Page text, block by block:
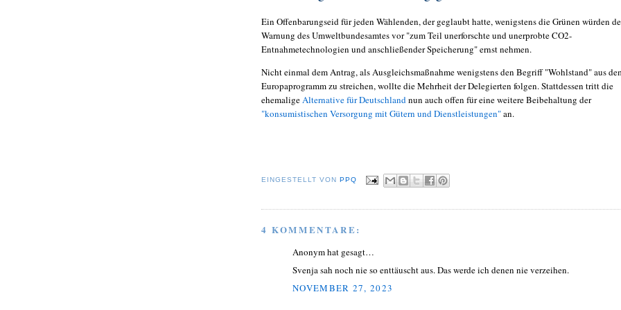
Ein Offenbarungseid für jeden Wählenden, der geglaubt hatte, wenigstens die Grünen würden
Warnung des Umweltbundesamtes vor "zum Teil unerforschte und unerprobte CO2-
Entnahmetechnologien und anschließender Speicherung" ernst nehmen.
Nicht einmal dem Antrag, als Ausgleichsmaßnahme wenigstens den Begriff "Wohlstand" aus
Europaprogramm zu streichen, wollte die Mehrheit der Delegierten folgen. Stattdessen tritt die
ehemalige Alternative für Deutschland nun auch offen für eine weitere Beibehaltung der
"konsumistischen Versorgung mit Gütern und Dienstleistungen"an.
EINGESTELLT VON PPQ
4 KOMMENTARE:
Anonym hat gesagt…
Svenja sah noch nie so enttäuscht aus. Das werde ich denen nie verzeihen.
NOVEMBER 27, 2023